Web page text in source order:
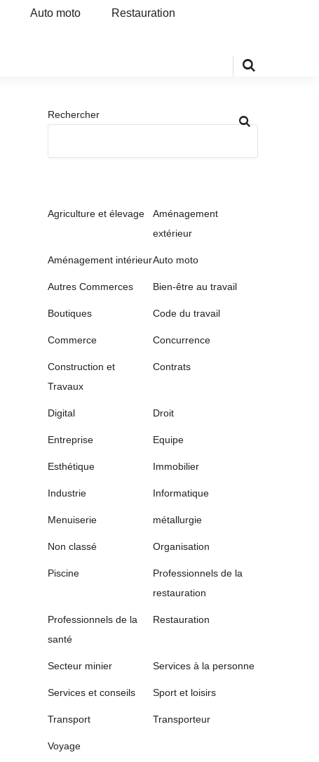
Auto moto Restauration
Rechercher
Agriculture et élevage
Aménagement
extérieur
Aménagement intérieurAuto moto
Autres Commerces Bien-être au travail
Boutiques Code du travail
Commerce Concurrence
Construction et
Travaux
Contrats
Digital Droit
Entreprise Equipe
Esthétique Immobilier
Industrie Informatique
Menuiserie métallurgie
Non classé Organisation
Piscine
Professionnels de la
restauration
Professionnels de la
santé
Restauration
Secteur minier Services à la personne
Services et conseils Sport et loisirs
Transport Transporteur
Voyage